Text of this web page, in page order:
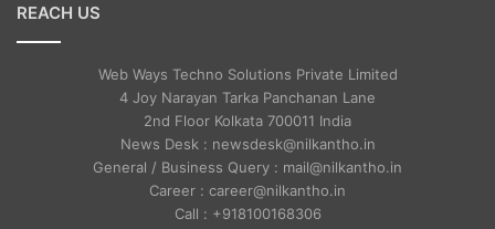
REACH US
Web Ways Techno Solutions Private Limited
4 Joy Narayan Tarka Panchanan Lane
2nd Floor Kolkata 700011 India
News Desk : newsdesk@nilkantho.in
General / Business Query : mail@nilkantho.in
Career : career@nilkantho.in
Call : +918100168306